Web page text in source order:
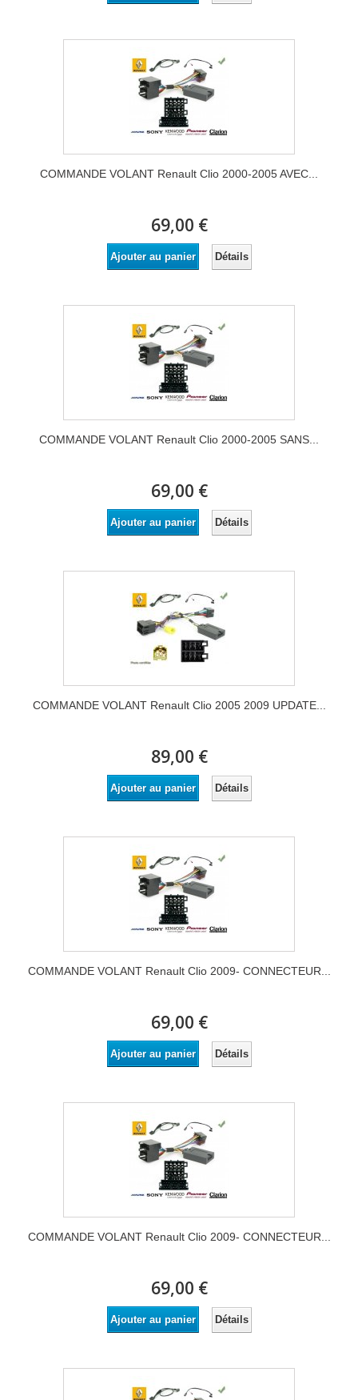
COMMANDE VOLANT Renault Clio 2000-2005 AVEC...
69,00 €
Ajouter au panier Détails
COMMANDE VOLANT Renault Clio 2000-2005 SANS...
69,00 €
Ajouter au panier Détails
COMMANDE VOLANT Renault Clio 2005 2009 UPDATE...
89,00 €
Ajouter au panier Détails
COMMANDE VOLANT Renault Clio 2009- CONNECTEUR...
69,00 €
Ajouter au panier Détails
COMMANDE VOLANT Renault Clio 2009- CONNECTEUR...
69,00 €
Ajouter au panier Détails